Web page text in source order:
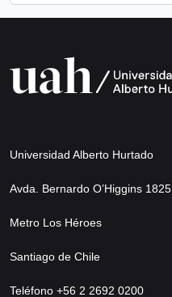
Universidad Alberto Hurtado
Avda. Bernardo O’Higgins 1825
Metro Los Héroes
Santiago de Chile
Teléfono +56 2 2692 0200